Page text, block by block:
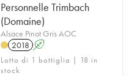
Personnelle Trimbach
(Domaine)
Alsace Pinot Gris AOC
2018 A
Lotto di 1 bottiglia | 18 in
stock